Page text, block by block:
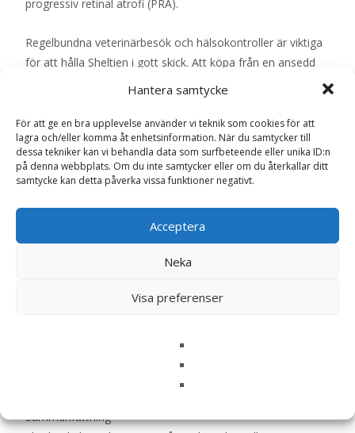
Hantera samtycke
För att ge en bra upplevelse använder vi teknik som cookies för att
lagra och/eller komma åt enhetsinformation. När du samtycker till
dessa tekniker kan vi behandla data som surfbeteende eller unika ID:n
på denna webbplats. Om du inte samtycker eller om du återkallar ditt
samtycke kan detta påverka vissa funktioner negativt.
Acceptera
Neka
Visa preferenser
progressiv retinal atrofi (PRA).
Regelbundna veterinärbesök och hälsokontroller är viktiga
för att hålla Sheltien i gott skick. Att köpa från en ansedd
uppfödare som genomför hälsotester på sina avelshundar
kan också bidra till att minska risken för genetiska
sjukdomar.
Skötsel
Pälsvård är en viktig del av att ta hand om en Shetland
minst en gång i veckan, för att förhindra tovor och hålla
pälsen i gott skick. Under fällningsperioderna, som inträffar
två gånger om året, kan daglig borstning behövas för att
Sammanfattning